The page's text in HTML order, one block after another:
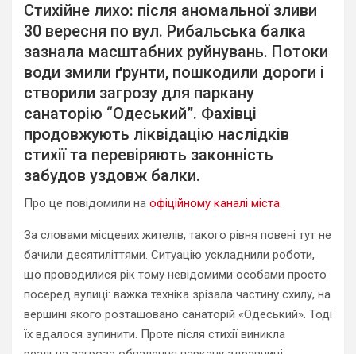
Стихійне лихо: після аномальної зливи
30 вересня по вул. Рибальська балка
зазнала масштабних руйнувань. Потоки
води змили ґрунти, пошкодили дороги і
створили загрозу для паркану
санаторію “Одеський”. Фахівці
продовжують ліквідацію наслідків
стихії та перевіряють законність
забудов уздовж балки.
Про це повідомили на офіційному каналі міста.
За словами місцевих жителів, такого рівня повені тут не
бачили десятиліттями. Ситуацію ускладнили роботи,
що проводилися рік тому невідомими особами просто
посеред вулиці: важка техніка зрізала частину схилу, на
вершині якого розташовано санаторій «Одеський». Тоді
їх вдалося зупинити. Проте після стихії виникла